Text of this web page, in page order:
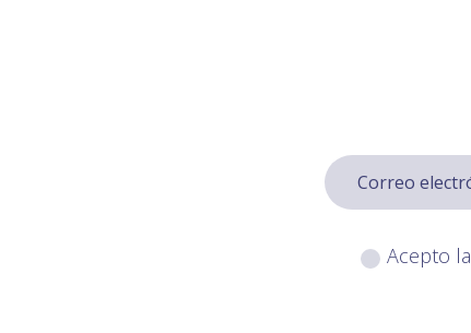
Acepto la